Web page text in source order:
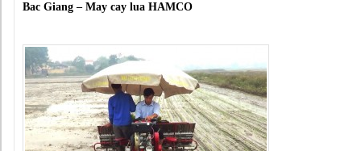
Bac Giang – May cay lua HAMCO